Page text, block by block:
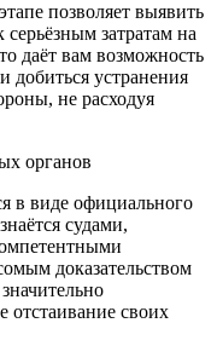
позволяет выявить
затратам на
даёт вам возможность
добиться устранения
не расходуя
органов
в виде официального
судами,
доказательством
своих